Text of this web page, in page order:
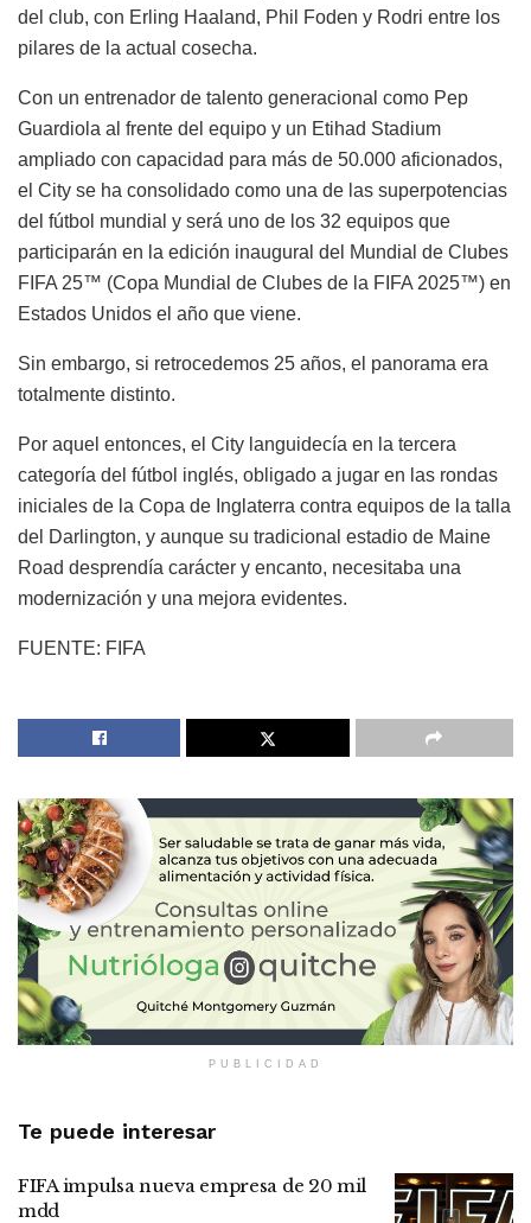
del club, con Erling Haaland, Phil Foden y Rodri entre los
pilares de la actual cosecha.
Con un entrenador de talento generacional como Pep
Guardiola al frente del equipo y un Etihad Stadium
ampliado con capacidad para más de 50.000 aficionados,
el City se ha consolidado como una de las superpotencias
del fútbol mundial y será uno de los 32 equipos que
participarán en la edición inaugural del Mundial de Clubes
FIFA 25™ (Copa Mundial de Clubes de la FIFA 2025™) en
Estados Unidos el año que viene.
Sin embargo, si retrocedemos 25 años, el panorama era
totalmente distinto.
Por aquel entonces, el City languidecía en la tercera
categoría del fútbol inglés, obligado a jugar en las rondas
iniciales de la Copa de Inglaterra contra equipos de la talla
del Darlington, y aunque su tradicional estadio de Maine
Road desprendía carácter y encanto, necesitaba una
modernización y una mejora evidentes.
FUENTE: FIFA
PUBLICIDAD
Te puede interesar
FIFA impulsa nueva empresa de 20 mil
mdd